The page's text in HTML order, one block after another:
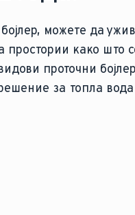
можете да
простории како
проточни
за топла